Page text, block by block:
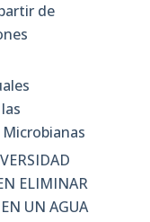
de
ELIMINAR
UN AGUA